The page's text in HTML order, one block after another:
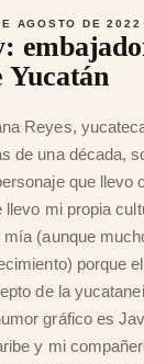
AGOSTO DE 2022
Yucatán
Reyes,
de una década,
que llevo
llevo mi propia
(aunque
porque
de la
gráfico es
y mi